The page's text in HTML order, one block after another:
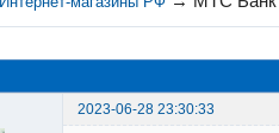
2023-06-28 23:30:33